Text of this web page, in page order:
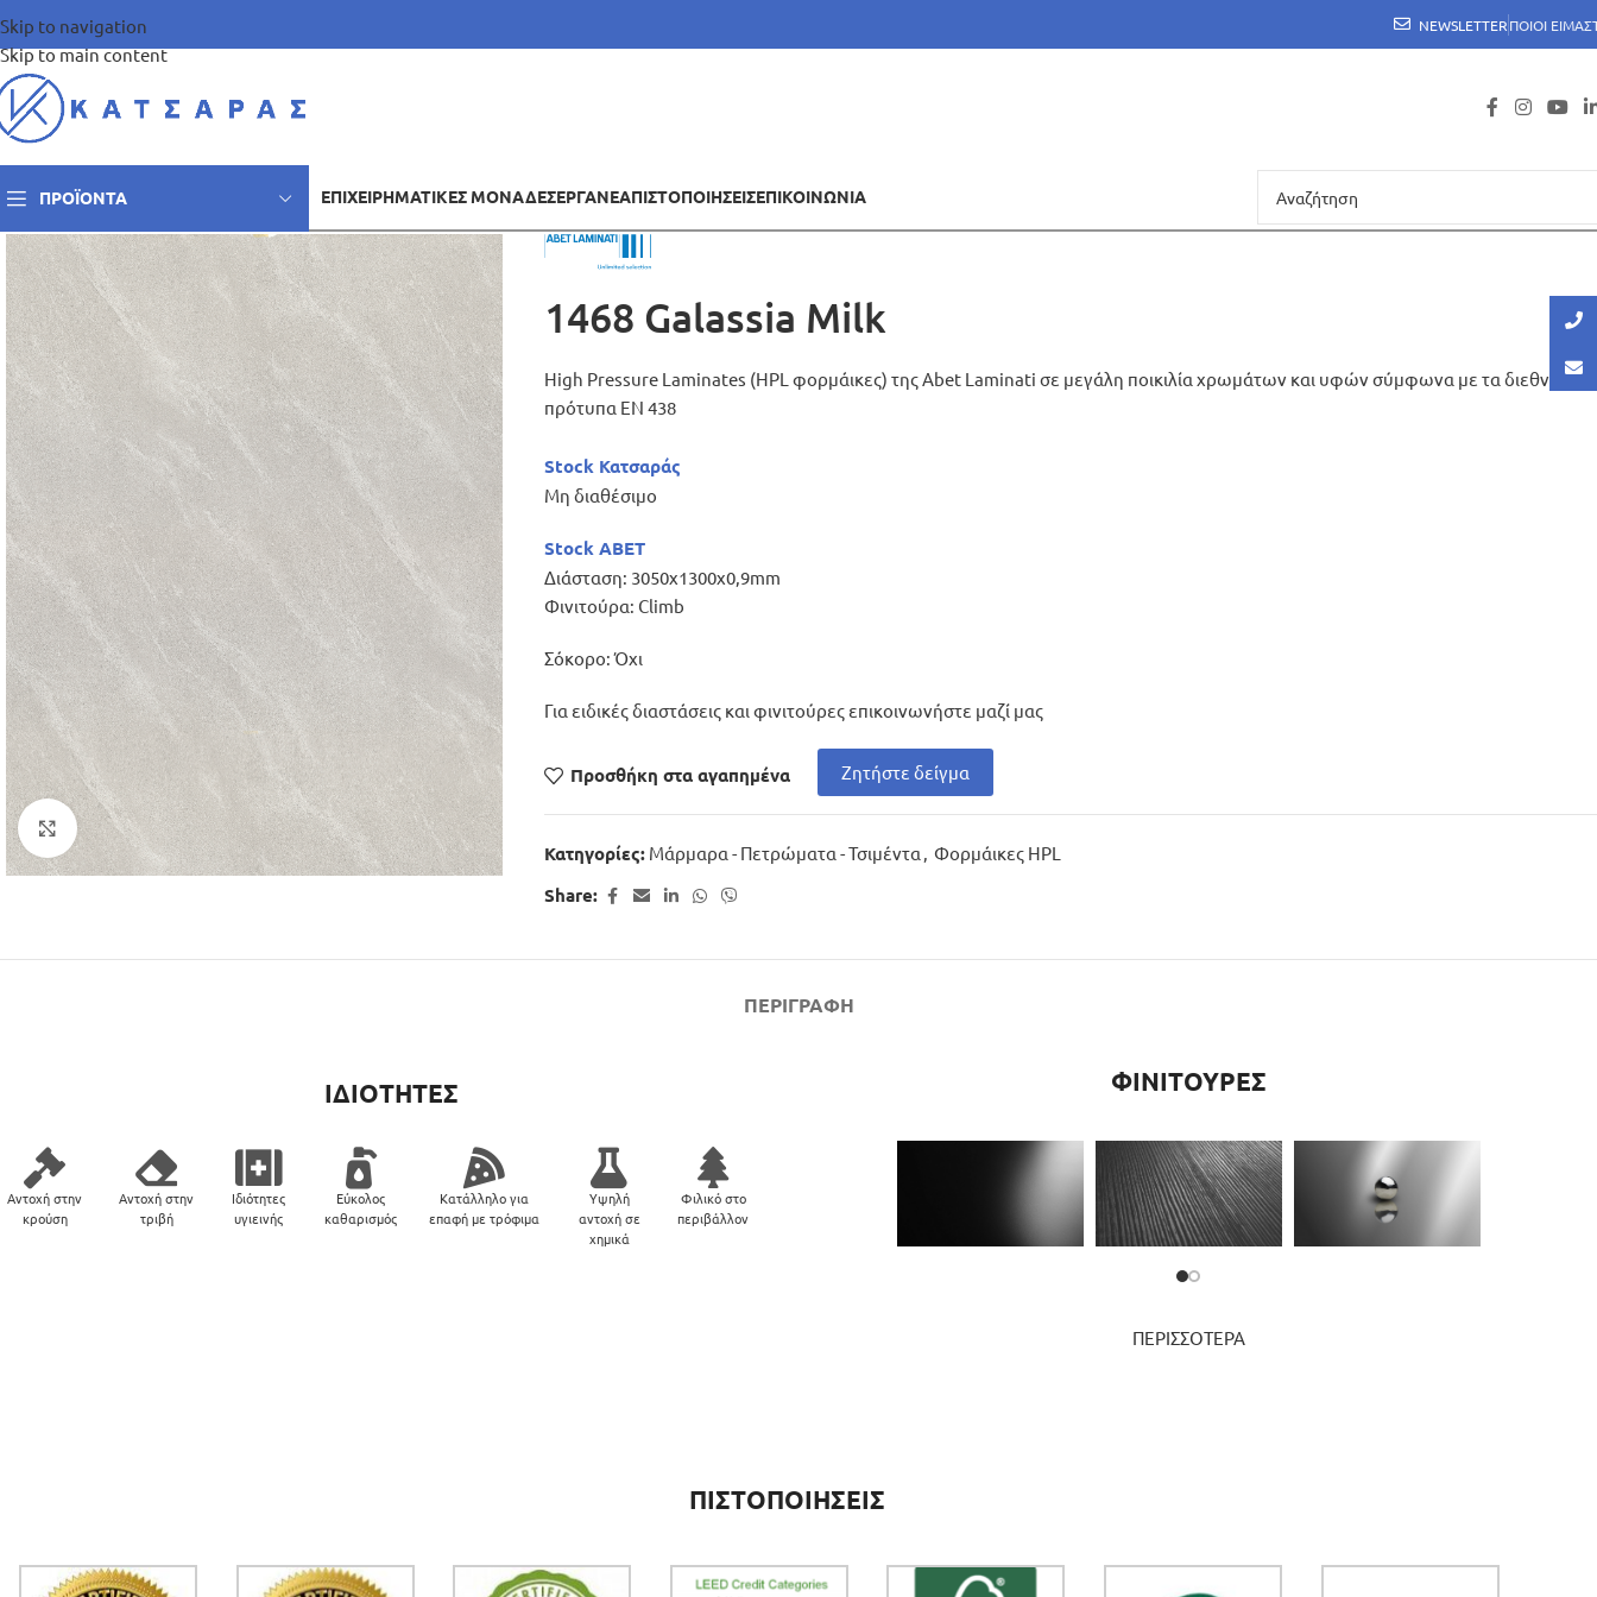
Skip to navigation
Skip to main content
NEWSLETTERΠΟΙΟΙ
ΠΡΟΪΌΝΤΑ ΕΠΙΧΕΙΡΗΜΑΤΙΚΈΣ ΜΟΝΆΔΕΣΕΡΓΑΝΕΑΠΙΣΤΟΠΟΙΗΣΕΙΣΕΠΙΚΟΙΝΩΝΙΑ
Μεγέθυνση
1468 Galassia Milk
High Pressure Laminates (HPL φορμάικες) της Abet Laminati σε μεγάλη ποικιλία χρωμάτων και υφών σύμφωνα με τα διεθνή
πρότυπα ΕΝ 438
Stock Κατσαράς
Μη διαθέσιμο
Stock ABET
Διάσταση: 3050x1300x0,9mm
Φινιτούρα: Climb
Σόκορο: Όχι
Για ειδικές διαστάσεις και φινιτούρες επικοινωνήστε μαζί μας
Προσθήκη στα αγαπημένα Ζητήστε δείγμα
Κατηγορίες: Μάρμαρα - Πετρώματα - Τσιμέντα , Φορμάικες HPL
Share:
ΠΕΡΙΓΡΑΦΉ
ΙΔΙΟΤΗΤΕΣ
Αντοχή στην
κρούση
Αντοχή στην
τριβή
Ιδιότητες
υγιεινής
Εύκολος
καθαρισμός
Κατάλληλο για
επαφή με τρόφιμα
Υψηλή
αντοχή σε
χημικά
Φιλικό στο
περιβάλλον
ΦΙΝΙΤΟΥΡΕΣ
ΠΕΡΙΣΣΟΤΕΡΑ
ΠΙΣΤΟΠΟΙΗΣΕΙΣ